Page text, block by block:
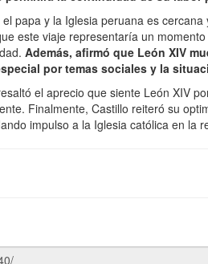
papa y la Iglesia peruana es
este viaje representaría un
Además, afirmó que León XIV
por temas sociales y la
el aprecio que siente León XIV
Finalmente, Castillo reiteró su
impulso a la Iglesia católica en la